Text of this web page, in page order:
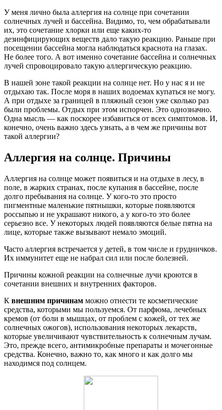
У меня лично была аллергия на солнце при сочетании
солнечных лучей и бассейна. Видимо, то, чем обрабатывали
их, это сочетание хлорки или еще каких-то
дезинфицирующих веществ дало такую реакцию. Раньше при
посещении бассейна могла наблюдаться краснота на глазах.
Не более того. А вот именно сочетание бассейна и солнечных
лучей спровоцировало такую аллергическую реакцию.
В нашей зоне такой реакции на солнце нет. Но у нас я и не
отдыхаю так. После моря в наших водоемах купаться не могу.
А при отдыхе за границей в пляжный сезон уже сколько раз
были проблемы. Отдых при этом испорчен. Это однозначно.
Одна мысль — как поскорее избавиться от всех симптомов. И,
конечно, очень важно здесь узнать, а в чем же причины вот
такой аллергии?
Аллергия на солнце. Причины
Аллергия на солнце может появиться и на отдыхе в лесу, в
поле, в жарких странах, после купания в бассейне, после
долго пребывания на солнце. У кого-то это просто
пигментные маленькие пятнышки, которые появляются
россыпью и не украшают никого, а у кого-то это более
серьезно все. У некоторых людей появляются белые пятна на
лице, которые также вызывают немало эмоций.
Часто аллергия встречается у детей, в том числе и грудничков.
Их иммунитет еще не набрал сил или после болезней.
Причины кожной реакции на солнечные лучи кроются в
сочетании внешних и внутренних факторов.
К внешним причинам можно отнести те косметические
средства, которыми мы пользуемся. От парфюма, лечебных
кремов (от боли в мышцах, от проблем с кожей, от тех же
солнечных ожогов), использования некоторых лекарств,
которые увеличивают чувствительность к солнечным лучам.
Это, прежде всего, антимикробные препараты и мочегонные
средства. Конечно, важно то, как много и как долго мы
находимся под солнцем.